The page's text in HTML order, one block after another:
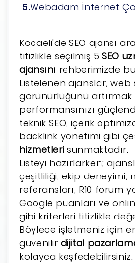
Webadam İnternet
Kocaeli'de SEO ajansı
titizlikle seçilmiş 5SEO
ajansını rehberimizde
Listelenen ajanslar, web
görünürlüğünü artırmak
performansınızı
teknik SEO, içerik
backlink yönetimi gibi
hizmetleri sunmaktadır.
Listeyi hazırlarken;
çeşitliliği, ekip deneyimi,
referansları, R10 forum
Google puanları ve
gibi kriterleri titizlikle
Böylece işletmeniz için
güvenilirdijital
kolayca keşfedebilirsiniz.